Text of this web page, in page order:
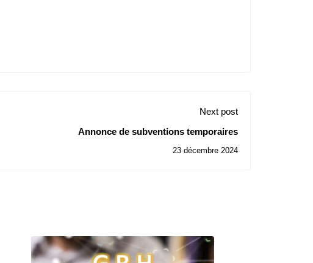
Next post
Annonce de subventions temporaires
23 décembre 2024